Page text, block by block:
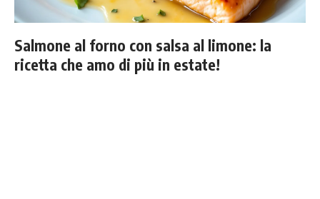
Salmone al forno con salsa al limone: la
ricetta che amo di più in estate!